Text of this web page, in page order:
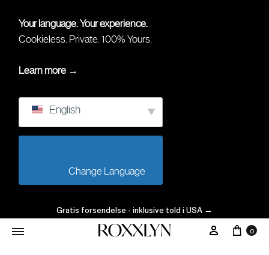
Your language. Your experience.
Cookieless. Private. 100% Yours.
Learn more →
English
Gratis forsendelse - inklusive told i USA →
0